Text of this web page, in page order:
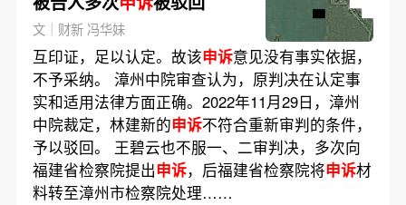
文｜财新 冯华妹
互印证，足以认定。故该申诉意见没有事实依据，
不予采纳。 漳州中院审查认为，原判决在认定事
实和适用法律方面正确。2022年11月29日，漳州
中院裁定，林建新的申诉不符合重新审判的条件，
予以驳回。 王碧云也不服一、二审判决，多次向
福建省检察院提出申诉，后福建省检察院将申诉材
料转至漳州市检察院处理……